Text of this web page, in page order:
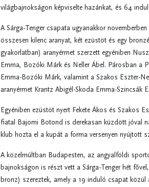
világbajnokságon képviselte hazánkat, és 64
A Sárga-Tenger csapata ugyanakkor
összesen kilenc aranyat, két ezüstöt és egy
gyakorlatban) aranyérmet szerzett egyéniben
Emma, Bozóki Márk és Neller Ábel. Párosban a
Emma-Bozóki Márk, valamint a Szakos Eszter-
aranyérmet Krantz Abigél-Skoda Emma-Szincsák
Egyéniben ezüstöt nyert Fekete Ákos és Szakos
fiatal Bajomi Botond is derekasan küzdött jóval
klub hozta el a kupát a forma versenyen nyújtott
A közelmúltban Budapesten, az angyalföldi
bajnokságon is részt vett a Sárga-Tenger hét
bronz) szereztek, amely a 19 induló csapat közül